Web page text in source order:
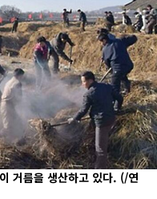
거름을 생산하고 있다. (/연